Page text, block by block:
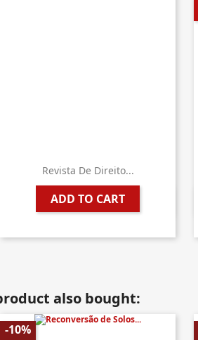
Revista De Direito...
ADD TO CART
 Quick view
also bought:
-10%